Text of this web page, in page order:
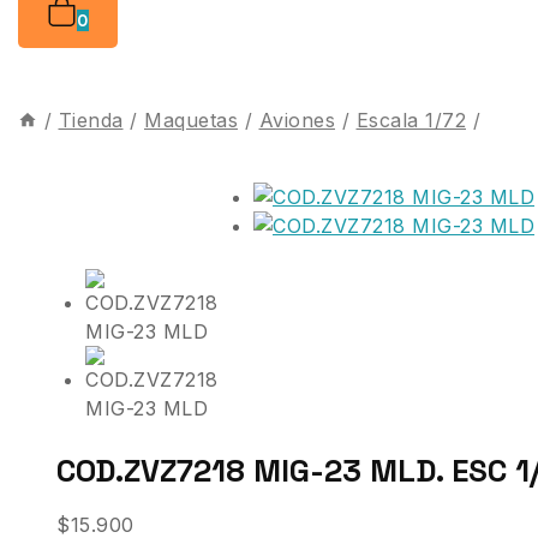
0
/ Tienda / Maquetas / Aviones / Escala 1/72 /
COD.ZVZ7218 MIG-23 MLD. ESC
$15.900